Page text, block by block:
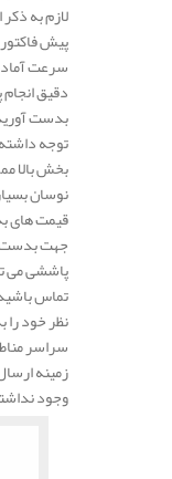
لازم به
پیش
سرعت
دقیق انجام
بدست
توجه
بخش بالا
نوسان
قیمت های
جهت بدست
پاششی می
تماس
نظر خود
سراسر
زمینه
وجود